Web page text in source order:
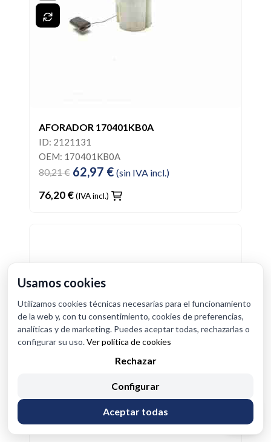
AFORADOR 170401KB0A
ID: 2121131
OEM: 170401KB0A
80,21 € 62,97 € (sin IVA incl.)
76,20 €(IVA incl.)
Usamos cookies
Utilizamos cookies técnicas necesarias para el funcionamiento
de la web y, con tu consentimiento, cookies de preferencias,
analíticas y de marketing. Puedes aceptar todas, rechazarlas o
configurar su uso.Ver política de cookies
Rechazar
Configurar
Aceptar todas